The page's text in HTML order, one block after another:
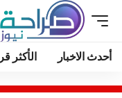
أحدث الاخبار الأكثر